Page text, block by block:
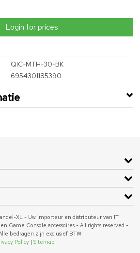
Login for prices
QIC-MTH-30-BK
6954301185390
XL - Uw importeur en distributeur van IT
Game Console accessoires - All rights reserved -
bedragen zijn exclusief BTW
Policy | Sitemap